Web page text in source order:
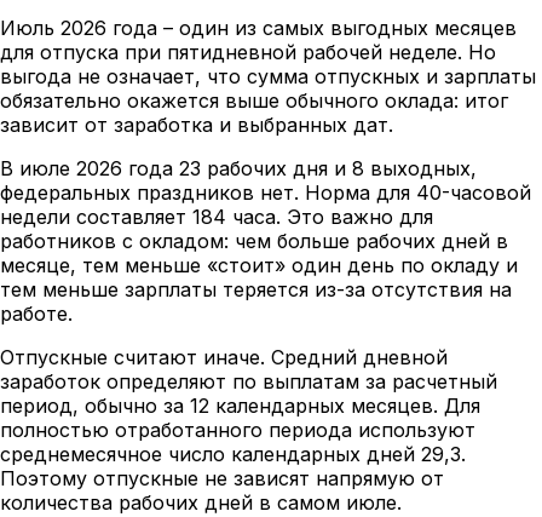
Июль 2026 года – один из самых выгодных месяцев
для отпуска при пятидневной рабочей неделе. Но
выгода не означает, что сумма отпускных и зарплаты
обязательно окажется выше обычного оклада: итог
зависит от заработка и выбранных дат.
В июле 2026 года 23 рабочих дня и 8 выходных,
федеральных праздников нет. Норма для 40-часовой
недели составляет 184 часа. Это важно для
работников с окладом: чем больше рабочих дней в
месяце, тем меньше «стоит» один день по окладу и
тем меньше зарплаты теряется из-за отсутствия на
работе.
Отпускные считают иначе. Средний дневной
заработок определяют по выплатам за расчетный
период, обычно за 12 календарных месяцев. Для
полностью отработанного периода используют
среднемесячное число календарных дней 29,3.
Поэтому отпускные не зависят напрямую от
количества рабочих дней в самом июле.